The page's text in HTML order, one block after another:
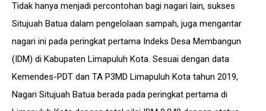
Tidak hanya menjadi percontohan bagi nagari lain, sukses
Situjuah Batua dalam pengelolaan sampah, juga mengantar
nagari ini pada peringkat pertama Indeks Desa Membangun
(IDM) di Kabupaten Limapuluh Kota. Sesuai dengan data
Kemendes-PDT dan TA P3MD Limapuluh Kota tahun 2019,
Nagari Situjuah Batua berada pada peringkat pertama di